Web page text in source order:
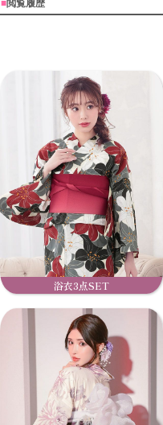
■閲覧履歴
浴衣3点SET